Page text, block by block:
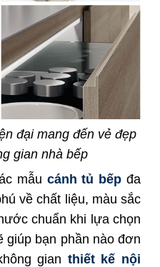
đại mang đến vẻ đẹp
gian nhà bếp
mẫu cánh tủ bếp đa
về chất liệu, màu sắc
chuẩn khi lựa chọn
giúp bạn phần nào đơn
gian thiết kế nội